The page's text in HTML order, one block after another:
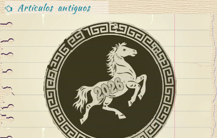
”
Navegación
de
entradas
Artículos antiguos